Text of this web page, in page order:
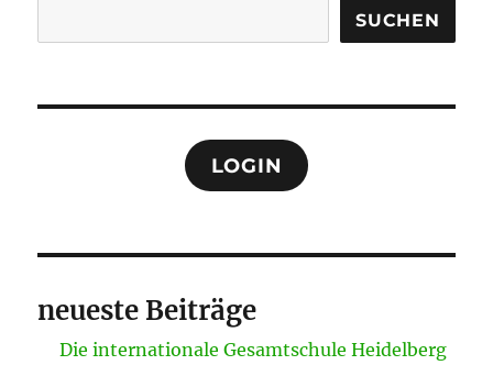
SUCHEN
LOGIN
neueste Beiträge
Die internationale Gesamtschule Heidelberg